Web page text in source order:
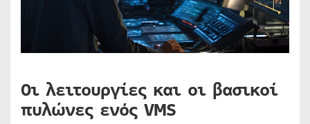
Οι λειτουργίες και οι βασικοί
πυλώνες ενός VMS